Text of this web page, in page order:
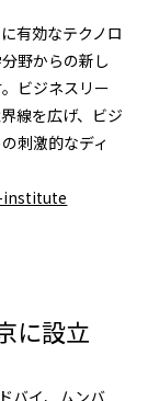
有効なテクノロ
野からの新し
ビジネスリー
線を広げ、ビジ
刺激的なディ
institute
に設立
バイ、ムンバ